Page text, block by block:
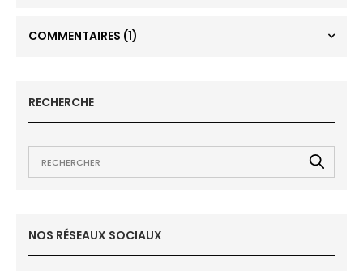
COMMENTAIRES (1)
RECHERCHE
NOS RÉSEAUX SOCIAUX